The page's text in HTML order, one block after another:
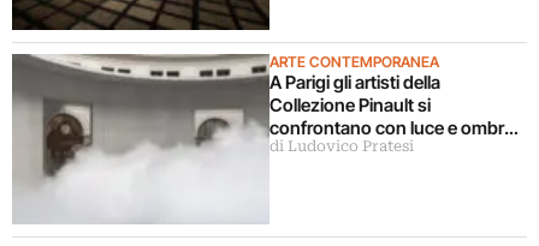
ARTE CONTEMPORANEA
A Parigi gli artisti della
Collezione Pinault si
confrontano con luce e ombra
in una grande mostra
di Ludovico Pratesi